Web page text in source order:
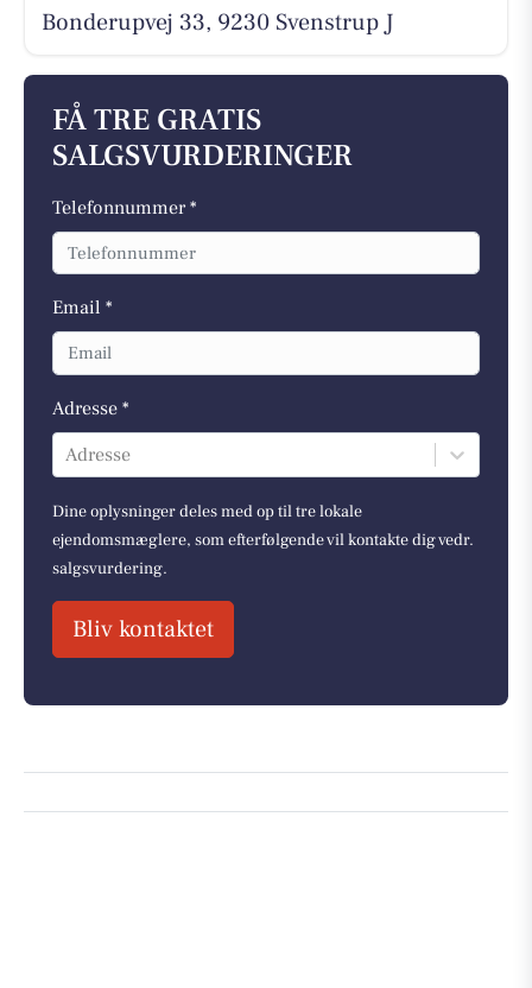
Bonderupvej 33, 9230 Svenstrup J
FÅ TRE GRATIS
SALGSVURDERINGER
Telefonnummer *
Email *
Adresse *
Adresse
Dine oplysninger deles med op til tre lokale
ejendomsmæglere, som efterfølgende vil kontakte dig vedr.
salgsvurdering.
Bliv kontaktet